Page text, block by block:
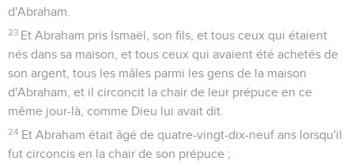
d'Abraham.
23 Et Abraham pris Ismaël, son fils, et tous ceux qui étaient
nés dans sa maison, et tous ceux qui avaient été achetés de
son argent, tous les mâles parmi les gens de la maison
d'Abraham, et il circoncit la chair de leur prépuce en ce
même jour-là, comme Dieu lui avait dit.
24 Et Abraham était âgé de quatre-vingt-dix-neuf ans lorsqu'il
fut circoncis en la chair de son prépuce ;